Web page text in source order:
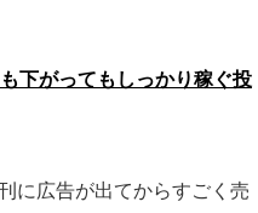
下がってもしっかり稼ぐ投
に広告が出てからすごく売